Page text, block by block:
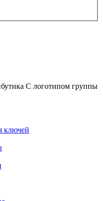
С логотипом группы
ключей